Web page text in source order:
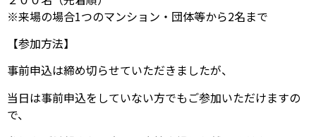
※来場の場合1つのマンション・団体等から2名まで
【参加方法】
事前申込は締め切らせていただきましたが、
当日は事前申込をしていない方でもご参加いただけますの
で、